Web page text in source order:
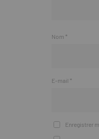
Nom *
E-mail *
Enregistrer